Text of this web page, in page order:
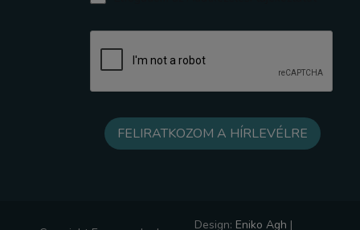
Design: Eniko Agh |